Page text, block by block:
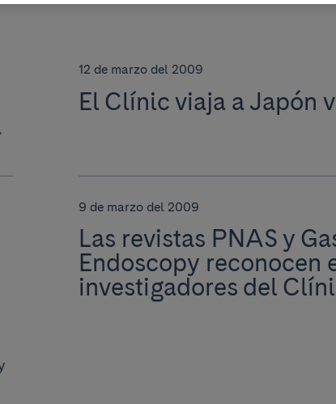
12 de marzo del 2009
El Clínic viaja a Japón
9 de marzo del 2009
Las revistas PNAS y
Endoscopy reconocen
investigadores del